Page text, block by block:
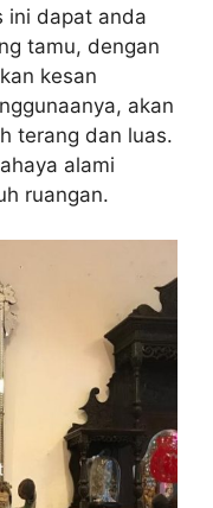
ini dapat anda
tamu, dengan
kesan
akan
terang dan luas.
alami
ruangan.